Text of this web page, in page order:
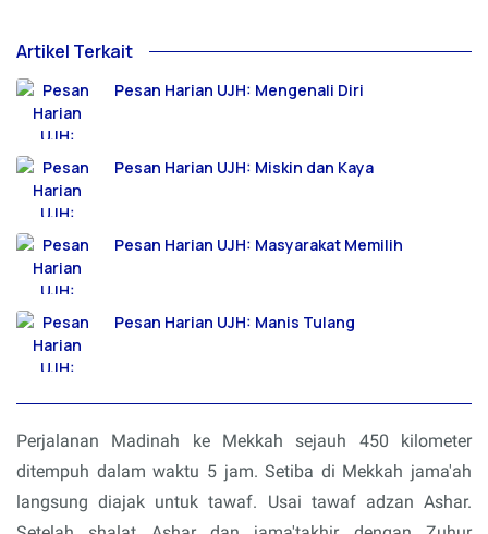
Artikel Terkait
Pesan Harian UJH: Mengenali Diri
Pesan Harian UJH: Miskin dan Kaya
Pesan Harian UJH: Masyarakat Memilih
Pesan Harian UJH: Manis Tulang
Perjalanan Madinah ke Mekkah sejauh 450 kilometer
ditempuh dalam waktu 5 jam. Setiba di Mekkah jama'ah
langsung diajak untuk tawaf. Usai tawaf adzan Ashar.